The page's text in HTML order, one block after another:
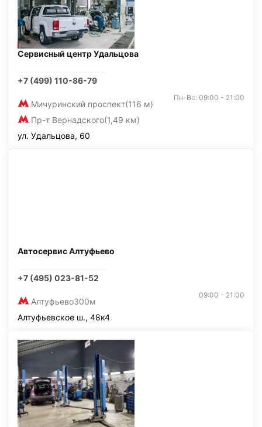
Сервисный центр Удальцова
+7 (499) 110-86-79
Мичуринский проспект(116 м)
Пр-т Вернадского(1,49 км)
Пн-Вс: 09:00 - 21:00
ул. Удальцова, 60
Автосервис Алтуфьево
+7 (495) 023-81-52
Алтуфьево300м
09:00 - 21:00
Алтуфьевское ш., 48к4